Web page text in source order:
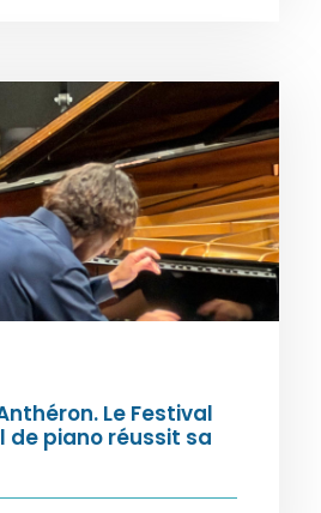
Le Festival
piano réussit sa